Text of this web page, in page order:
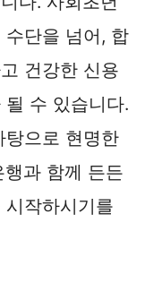
단을 넘어, 합
건강한 신용
수 있습니다.
탕으로 현명한
과 함께 든든
작하시기를